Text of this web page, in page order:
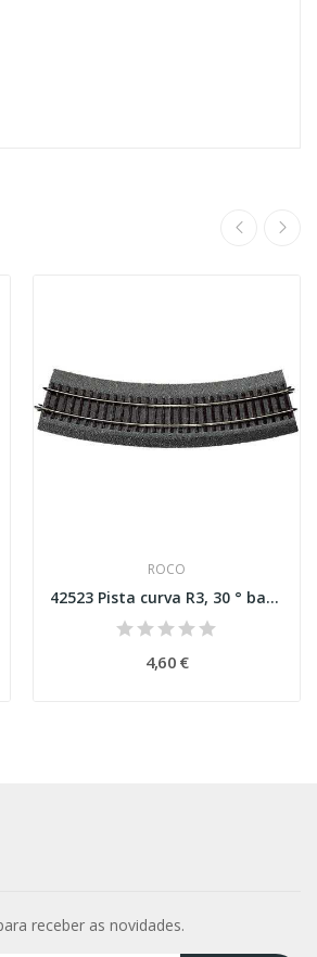
ROCO
42523 Pista curva R3, 30 ° balastro de borracha...
4,60 €
receber as novidades.